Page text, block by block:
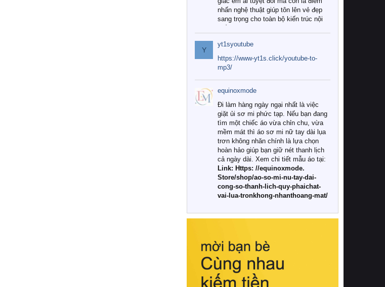
nhấn nghệ thuật giúp tôn lên vẻ đẹp
sang trọng cho toàn bộ kiến trúc nội
Tuy nhiên, giữa thị trường đa dạng
với vô vàn thương hiệu và mẫu mã
như hiện nay, làm thế nào để chọn
được những bộ chăn ga gối đệm cao
cấp thực sự chất lượng, phù hợp với
khí hậu và nhu cầu sử dụng của gia
đình? Hãy cùng chúng tôi đi tìm lời
giải đáp chi tiết qua bài viết dưới đây.
1. Tại sao các gia đình hiện đại lại ưa
chuộng chăn ga gối đệm cao cấp?
Khác với các dòng sản phẩm thông
thường, những bộ chăn ga gối đệm
cao cấp trải qua quy trình sản xuất
nghiêm ngặt từ khâu chọn lọc nguyên
liệu tự nhiên đến công nghệ dệt
nhuộm hiện đại không chứa hóa chất
này, bạn sẽ cảm nhận rõ rệt sự khác
hồi chuẩn xác của phần đệm nâng đỡ
cột sống.
Bên cạnh đó, việc lựa chọn các dòng
sản phẩm đạt chuẩn chất lượng quốc
Y
yt1syoutube
https://www-yt1s.click/youtube-to-
mp3/
equinoxmode
Đi làm hàng ngày ngại nhất là việc
giặt ủi sơ mi phức tạp. Nếu bạn đang
tìm một chiếc áo vừa chỉn chu, vừa
mềm mát thì áo sơ mi nữ tay dài lụa
trơn không nhăn chính là lựa chọn
hoàn hảo giúp bạn giữ nét thanh lịch
cả ngày dài. Xem chi tiết mẫu áo tại:
Link: Https: //equinoxmode.
Store/shop/ao-so-mi-nu-tay-dai-
cong-so-thanh-lich-quy-phaichat-
vai-lua-tronkhong-nhanthoang-mat/